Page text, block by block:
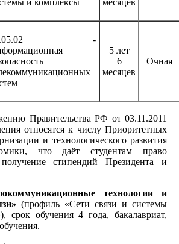
-
5 лет
6
месяцев
Очная
Правительства РФ от 03.11.2011
относятся к числу Приоритетных
и технологического развития
что даёт студентам право
стипендий Президента и
технологии и
(профиль «Сети связи и системы
срок обучения 4 года, бакалавриат,